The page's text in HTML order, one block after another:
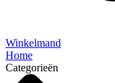
Winkelmand
Home
Categorieën